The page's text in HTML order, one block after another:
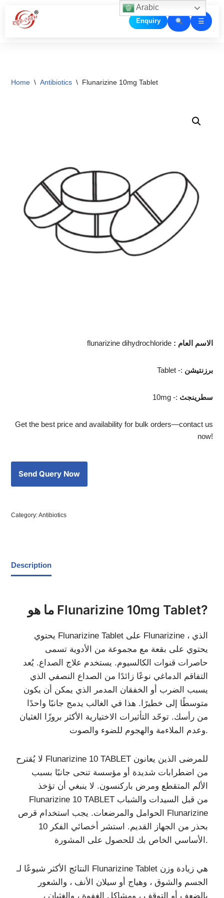
Skip
Enquiry ☰
Home \ Antibiotics \ Flunarizine 10mg Tablet
flunarizine dihydrochloride : الاسم العام
Tablet -: برزنتيشن
10mg -: سطرينجث
Get the best price and availability for bulk orders—contact us
now!
Category:Antibiotics
Description
ما هو Flunarizine 10mg Tablet?
يحتوي Flunarizine Tablet على Flunarizine ، الذي
يحتوي على بقعة مع مجموعة من الأدوية تسمى
حاصرات قنوات الكالسيوم. يستخدم علاج الصداع. يُعد
التفاقم الدماغي نوعًا زائدًا من الصداع النصفي الذي
يسبب الضرب أو الخفقان المدمر الذي يمكن أن يكون
متوسطًا إلى خطيرًا. هذا في الغالب يدمج جانبًا واحدًا
من رأسك. توحّد التأثيرات الاختيارية الأكثر بروزًا الغثيان
وعدم الملاءمة والهجوم للضوء والصوت.
لا يُقترح Flunarizine 10 TABLET للمرضى الذين يعانون
من اضطرابات شديدة أو مؤسسة تنحى جانبًا بسبب
الألم المتقطع ومرض باركنسون. لا ينبغي أن تؤخذ
Flunarizine 10 TABLET من قبل السيدات والشباب
الحوامل والمرضعات. يجب استخدام قرص Flunarizine
10 بحذر من الجهاز القديم. استشر أخصائي الفكر
الأساسي الخاص بك للحصول على المشورة.
النتائج الأكثر شيوعًا لـ Flunarizine Tablet هي زيادة وزن
الجسم والشوق ، وهياج أو سيلان الأنف ، والشعور
بالضعف أو التوقف ، ومشاكل الغفوة ، والغثيان ،
Arabic